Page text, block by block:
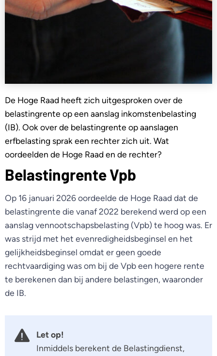
De Hoge Raad heeft zich uitgesproken over de
belastingrente op een aanslag inkomstenbelasting
(IB). Ook over de belastingrente op aanslagen
erfbelasting sprak een rechter zich uit. Wat
oordeelden de Hoge Raad en de rechter?
Belastingrente Vpb
Op 16 januari 2026 oordeelde de Hoge Raad dat de
belastingrente die vanaf 2022 berekend werd op een
aanslag vennootschapsbelasting (Vpb) te hoog was. Er
was strijd met het evenredigheidsbeginsel en het
gelijkheidsbeginsel omdat er geen goede
rechtvaardiging was om bij de Vpb een hogere rente
te berekenen dan bij andere belastingen, waaronder
de IB.
Let op!
Inmiddels berekent de Belastingdienst,